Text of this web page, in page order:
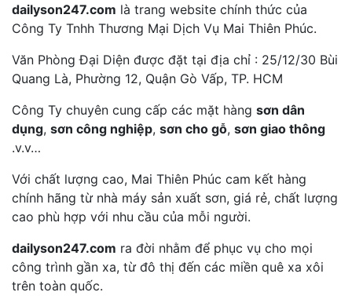
dailyson247.com là trang website chính thức của
Công Ty Tnhh Thương Mại Dịch Vụ Mai Thiên Phúc.
Văn Phòng Đại Diện được đặt tại địa chỉ : 25/12/30 Bùi
Quang Là, Phường 12, Quận Gò Vấp, TP. HCM
Công Ty chuyên cung cấp các mặt hàng sơn dân
dụng, sơn công nghiệp, sơn cho gỗ, sơn giao thông
.v.v…
Với chất lượng cao, Mai Thiên Phúc cam kết hàng
chính hãng từ nhà máy sản xuất sơn, giá rẻ, chất lượng
cao phù hợp với nhu cầu của mỗi người.
dailyson247.com ra đời nhằm để phục vụ cho mọi
công trình gần xa, từ đô thị đến các miền quê xa xôi
trên toàn quốc.